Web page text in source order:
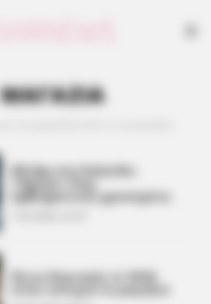
ΜΑΓΑΖΙΑ
Θλίψη στη Χαλκίδα:
εμβληματικός χρυσοχόος
Ποιες Κυριακές το 2026